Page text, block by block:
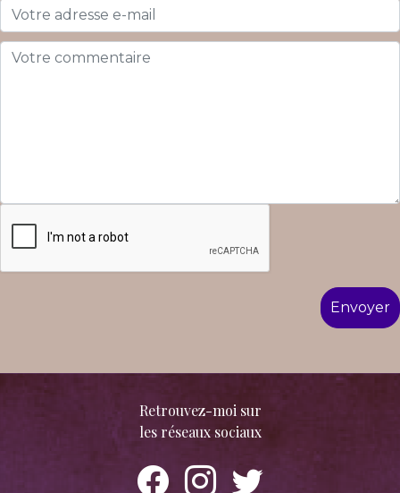
Retrouvez-moi sur
les réseaux sociaux